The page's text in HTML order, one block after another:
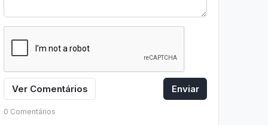
Ver Comentários Enviar
0 Comentários